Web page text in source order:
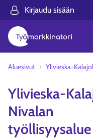
Kirjaudu sisään
Aluesivut Ylivieska-
Ylivieska-
Nivalan
työllisyysalue